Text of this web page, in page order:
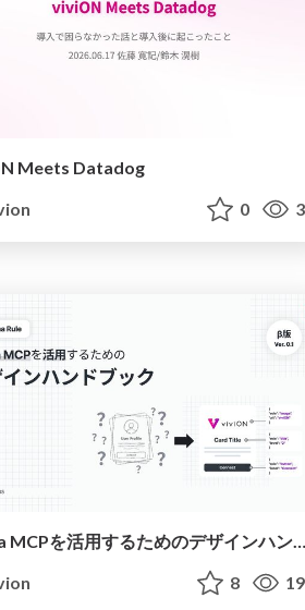
Meets Datadog
0
Figma MCPを活用するためのデザインハンドブック
8